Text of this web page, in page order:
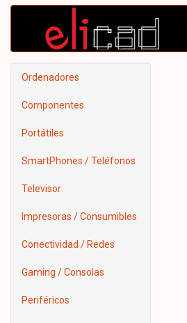
Ordenadores
Componentes
Portátiles
SmartPhones / Teléfonos
Televisor
Impresoras / Consumibles
Conectividad / Redes
Gaming / Consolas
Periféricos